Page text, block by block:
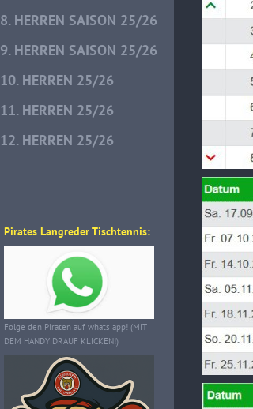
8. HERREN SAISON 25/26
9. HERREN SAISON 25/26
10. HERREN 25/26
11. HERREN 25/26
12. HERREN 25/26
Pirates Langreder Tischtennis:
Folge den Piraten auf whats app! (MIT
DEM HANDY DRAUF KLICKEN!)